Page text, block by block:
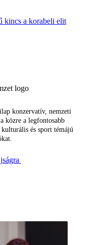
kincs a korabeli elit
konzervatív, nemzeti
közre a legfontosabb
és sport témájú